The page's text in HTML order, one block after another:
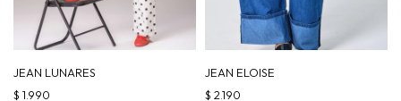
JEAN LUNARES
$ 1.990
JEAN ELOISE
$ 2.190